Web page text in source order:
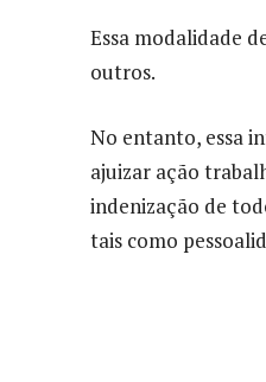
Essa modalidade
outros.
No entanto, essa
ajuizar ação
indenização de
tais como